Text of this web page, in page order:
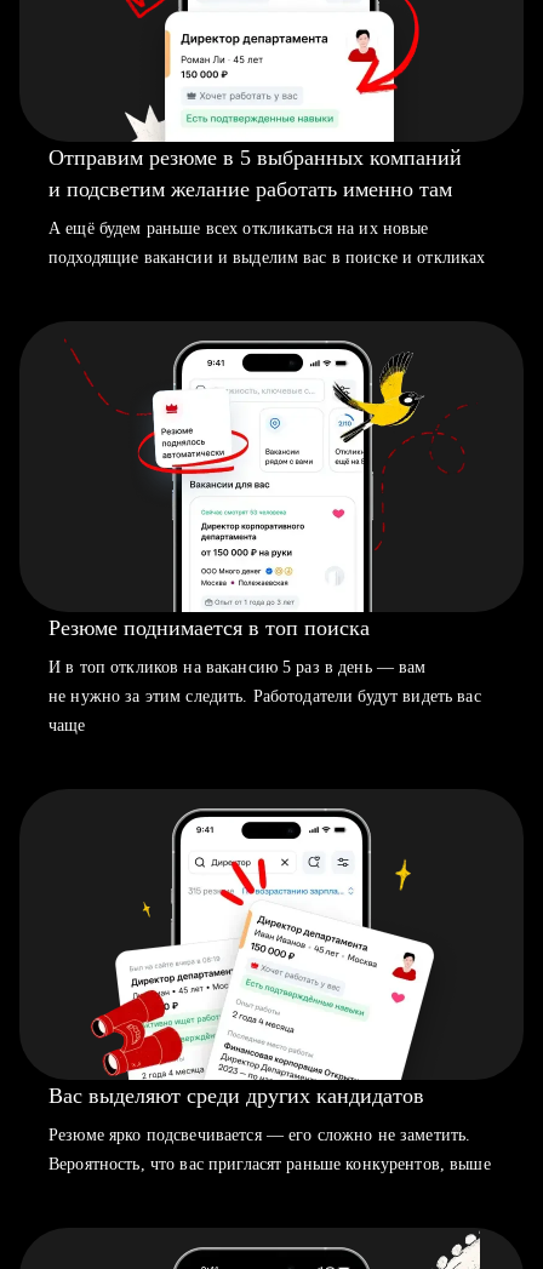
Отправим резюме в 5 выбранных компаний
и подсветим желание работать именно там
А ещё будем раньше всех откликаться на их новые
подходящие вакансии и выделим вас в поиске и откликах
Резюме поднимается в топ поиска
И в топ откликов на вакансию 5 раз в день — вам
не нужно за этим следить. Работодатели будут видеть вас
чаще
Вас выделяют среди других кандидатов
Резюме ярко подсвечивается — его сложно не заметить.
Вероятность, что вас пригласят раньше конкурентов, выше